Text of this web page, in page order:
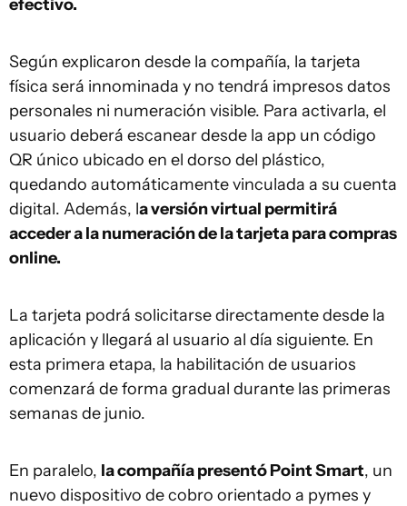
efectivo.
Según explicaron desde la compañía, la tarjeta
física será innominada y no tendrá impresos datos
personales ni numeración visible. Para activarla, el
usuario deberá escanear desde la app un código
QR único ubicado en el dorso del plástico,
quedando automáticamente vinculada a su cuenta
digital. Además, la versión virtual permitirá
acceder a la numeración de la tarjeta para compras
online.
La tarjeta podrá solicitarse directamente desde la
aplicación y llegará al usuario al día siguiente. En
esta primera etapa, la habilitación de usuarios
comenzará de forma gradual durante las primeras
semanas de junio.
En paralelo, la compañía presentó Point Smart, un
nuevo dispositivo de cobro orientado a pymes y